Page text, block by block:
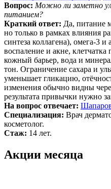
Вопрос: Можно ли заметно
питанием?
Краткий ответ: Да, питание
но только в рамках влияния
синтеза коллагена), омега‑3
воспаление и акне,
кожный барьер, вода и
тон. Ограничение сахара и
уменьшает гликацию,
изменения обычно видны
результата привычки нужно
На вопрос отвечает:
Специализация: Врач
косметолог.
Стаж: 14 лет.
Акции месяца